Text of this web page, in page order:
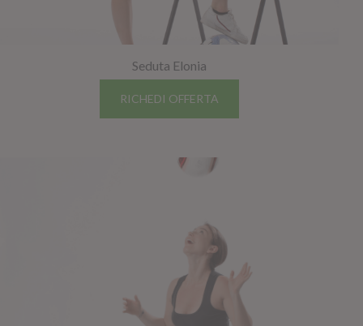
Seduta Elonia
RICHEDI OFFERTA